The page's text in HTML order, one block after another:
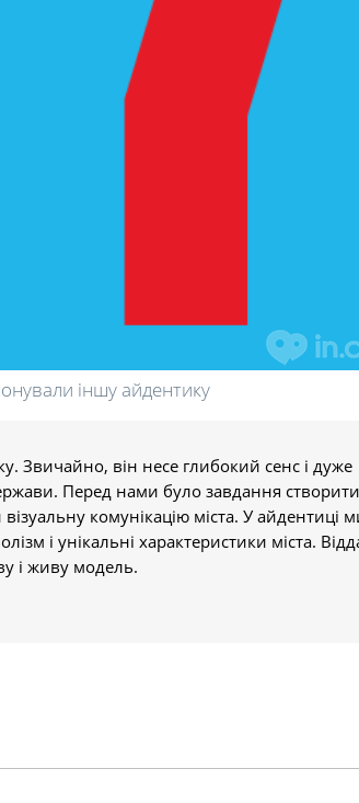
іншу айдентику
Звичайно, він несе глибокий сенс і дуже
Перед нами було завдання створити
комунікацію міста. У айдентиці
і унікальні характеристики міста.
і живу модель.